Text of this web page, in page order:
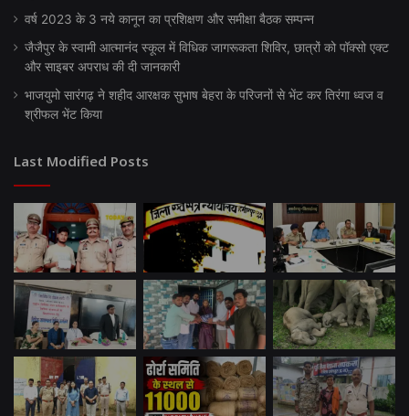
वर्ष 2023 के 3 नये कानून का प्रशिक्षण और समीक्षा बैठक सम्पन्न
जैजैपुर के स्वामी आत्मानंद स्कूल में विधिक जागरूकता शिविर, छात्रों को पॉक्सो एक्ट
और साइबर अपराध की दी जानकारी
भाजयुमो सारंगढ़ ने शहीद आरक्षक सुभाष बेहरा के परिजनों से भेंट कर तिरंगा ध्वज व
श्रीफल भेंट किया
Last Modified Posts